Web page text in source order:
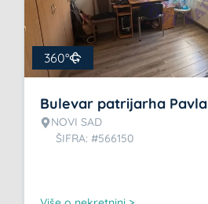
360°
Bulevar patrijarha Pavla
NOVI SAD
ŠIFRA: #566150